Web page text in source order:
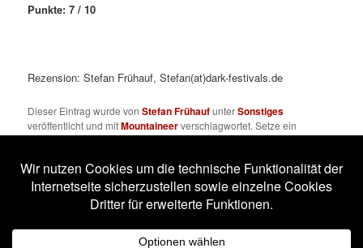
Punkte: 7 / 10
Rezension: Stefan Frühauf, Stefan(at)dark-festivals.de
Dieser Eintrag wurde vonStefan FrühaufunterSonstiges
veröffentlicht und mitMountaineerverschlagwortet. Setze ein
Lesezeichen für denPermalink.
Impressum